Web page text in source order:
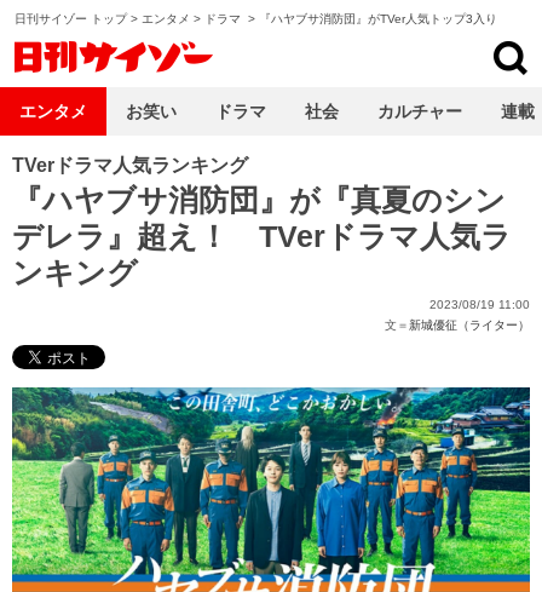
日刊サイゾー トップ> エンタメ > ドラマ > 『ハヤブサ消防団』がTVer人気トップ3入り
TVerドラマ人気ランキング
『ハヤブサ消防団』が『真夏のシン
デレラ』超え！ TVerドラマ人気ラ
ンキング
2023/08/19 11:00
文＝新城優征（ライター）
エンタメ お笑い ドラマ 社会 カルチャー 連載